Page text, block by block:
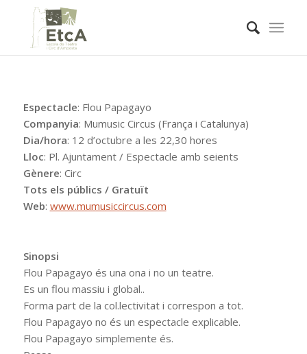
Espectacle: Flou Papagayo
Companyia: Mumusic Circus (França i Catalunya)
Dia/hora: 12 d’octubre a les 22,30 hores
Lloc: Pl. Ajuntament / Espectacle amb seients
Gènere: Circ
Tots els públics / Gratuït
Web: www.mumusiccircus.com
Sinopsi
Flou Papagayo és una ona i no un teatre.
Es un flou massiu i global..
Forma part de la col.lectivitat i correspon a tot.
Flou Papagayo no és un espectacle explicable.
Flou Papagayo simplemente és.